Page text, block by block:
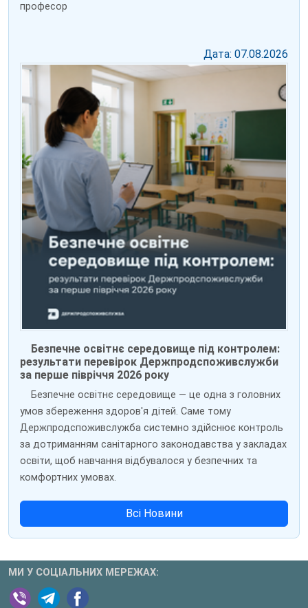
професор
Дата: 07.08.2026
Безпечне освітнє середовище під контролем:
результати перевірок Держпродспоживслужби
за перше півріччя 2026 року
Безпечне освітнє середовище — це одна з головних
умов збереження здоров'я дітей. Саме тому
Держпродспоживслужба системно здійснює контроль
за дотриманням санітарного законодавства у закладах
освіти, щоб навчання відбувалося у безпечних та
комфортних умовах.
Всі Новини
МИ У СОЦІАЛЬНИХ МЕРЕЖАХ: